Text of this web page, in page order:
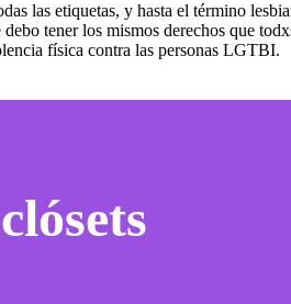
las etiquetas, y hasta el término
tener los mismos derechos que
física contra las personas LGTBI.